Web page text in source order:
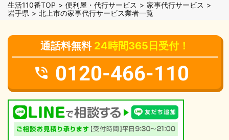
生活110番TOP 便利屋・代行サービス
家事代行サービス
岩手県
北上市の家事代行サービス業者一覧
通話料無料 24時間365日受付！
0120-466-110